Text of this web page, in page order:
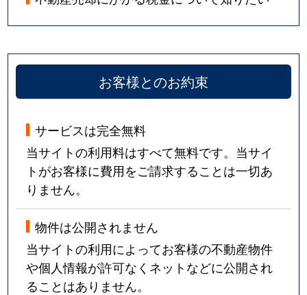
お客様とのお約束
サービスは完全無料
当サイトの利用料はすべて無料です。当サイ
トがお客様に費用をご請求することは一切あ
りません。
物件は公開されません
当サイトの利用によってお客様の不動産物件
や個人情報が許可なくネットなどに公開され
ることはありません。